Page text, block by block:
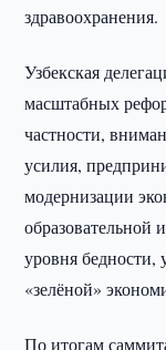
здравоохранения.
Узбекская
масштабных
частности,
усилия,
модернизации
уровня бедности,
«зелёной»
По итогам